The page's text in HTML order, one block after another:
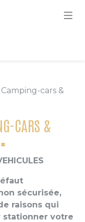
cars &
CARS &
sécurisée,
raisons qui
stationner votre